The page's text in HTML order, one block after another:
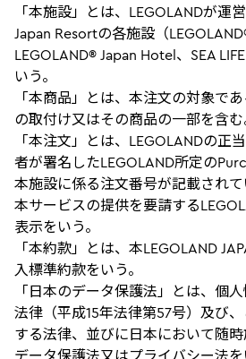
「本施設」とは、LEGOLANDが運
Japan Resortの各施設（
LEGOLAND® Japan Hotel、SEA
いう。
「本商品」とは、本注文の対象で
の取付け又はその商品の一部を含む
「本注文」とは、LEGOLANDの正
者が署名したLEGOLAND所定の
本施設に係る注文番号が記載され
本サービスの提供を要請する
表示をいう。
「本約款」とは、本LEGOLAND
入標準約款をいう。
「日本のデータ保護法」とは、個
法律（平成15年法律第57号）及び
する法律、並びに日本において随
データ保護法又はプライバシー法を